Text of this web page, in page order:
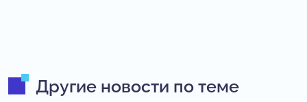
Другие новости по теме